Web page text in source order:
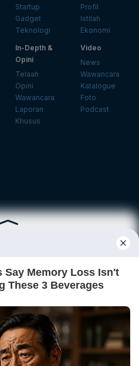
Startup
Gadget
Teknologi
Profil
Istilah
Ekonomi
In-Depth &
Opini
Telaah
Opini
Wawancara
Laporan
Khusus
Video
News
Wawancara
Katalogue
Foto
Podcast
Daftar
Karier
Pedoman Media Siber
Disclaimer Hubungi Kami